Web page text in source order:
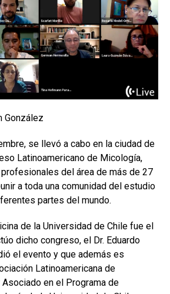
EXTENSIÓN
González
se llevó a cabo en la ciudad de
Latinoamericano de Micología,
del área de más de 27
a toda una comunidad del estudio
partes del mundo.
de la Universidad de Chile fue el
dicho congreso, el Dr. Eduardo
el evento y que además es
Latinoamericana de
en el Programa de